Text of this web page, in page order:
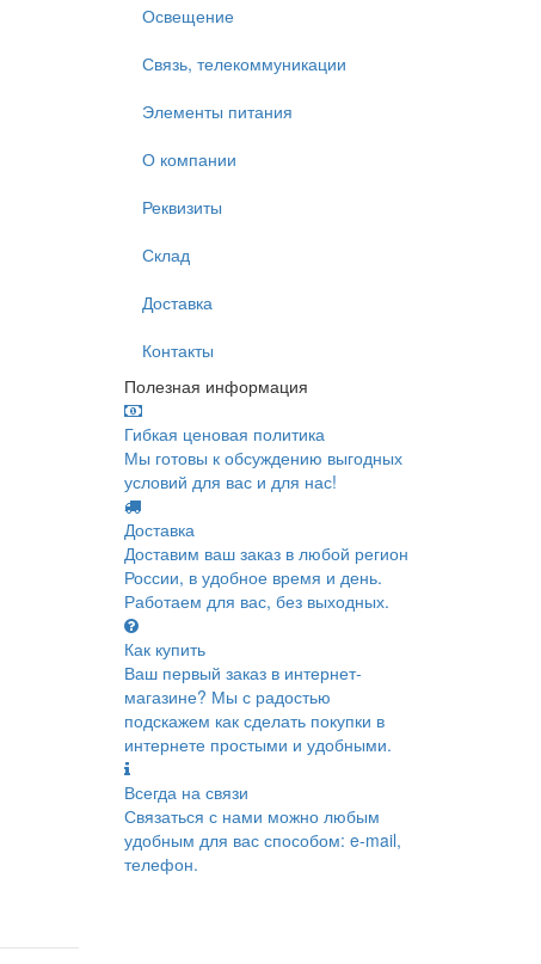
Освещение
Связь, телекоммуникации
Элементы питания
О компании
Реквизиты
Склад
Доставка
Контакты
Полезная информация
Гибкая ценовая политика
Мы готовы к обсуждению выгодных
условий для вас и для нас!
Доставка
Доставим ваш заказ в любой регион
России, в удобное время и день.
Работаем для вас, без выходных.
Как купить
Ваш первый заказ в интернет-
магазине? Мы с радостью
подскажем как сделать покупки в
интернете простыми и удобными.
Всегда на связи
Связаться с нами можно любым
удобным для вас способом: e-mail,
телефон.